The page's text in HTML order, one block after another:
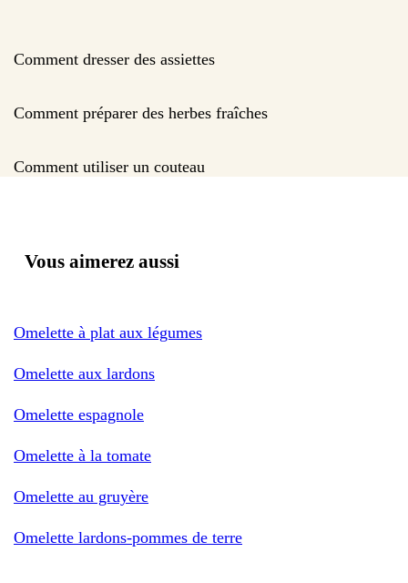
Comment dresser des assiettes
Comment préparer des herbes fraîches
Comment utiliser un couteau
Vous aimerez aussi
Omelette à plat aux légumes
Omelette aux lardons
Omelette espagnole
Omelette à la tomate
Omelette au gruyère
Omelette lardons-pommes de terre